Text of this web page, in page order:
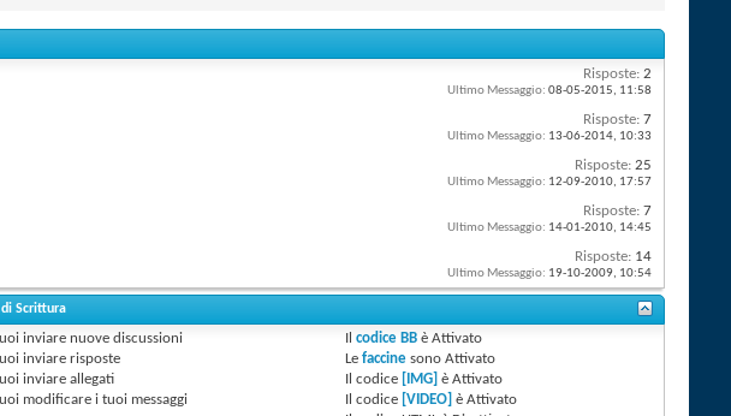
Risposte: 2
Ultimo Messaggio: 08-05-2015, 11:58
Risposte: 7
Ultimo Messaggio: 13-06-2014, 10:33
Risposte: 25
Ultimo Messaggio: 12-09-2010, 17:57
Risposte: 7
Ultimo Messaggio: 14-01-2010, 14:45
Risposte: 14
Ultimo Messaggio: 19-10-2009, 10:54
di Scrittura
inviare nuove discussioni
inviare risposte
inviare allegati
modificare i tuoi messaggi
Ilcodice BB èAttivato
Lefaccine sonoAttivato
Il codice
[IMG] èAttivato
Il codice [VIDEO] èAttivato